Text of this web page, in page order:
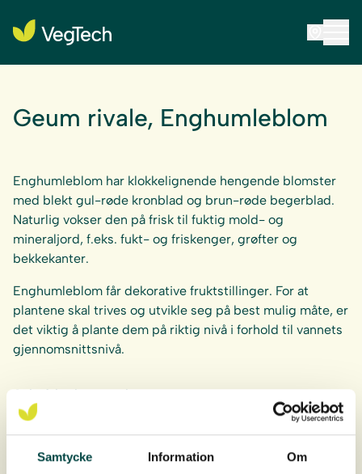
Samtycke Information Om
Geum rivale, Enghumleblom
Enghumleblom har klokkelignende hengende blomster
med blekt gul-røde kronblad og brun-røde begerblad.
Naturlig vokser den på frisk til fuktig mold- og
mineraljord, f.eks. fukt- og friskenger, grøfter og
bekkekanter.
Enghumleblom får dekorative fruktstillinger. For at
plantene skal trives og utvikle seg på best mulig måte, er
det viktig å plante dem på riktig nivå i forhold til vannets
gjennomsnittsnivå.
Anbefalt plantetetthet:
frøsåing